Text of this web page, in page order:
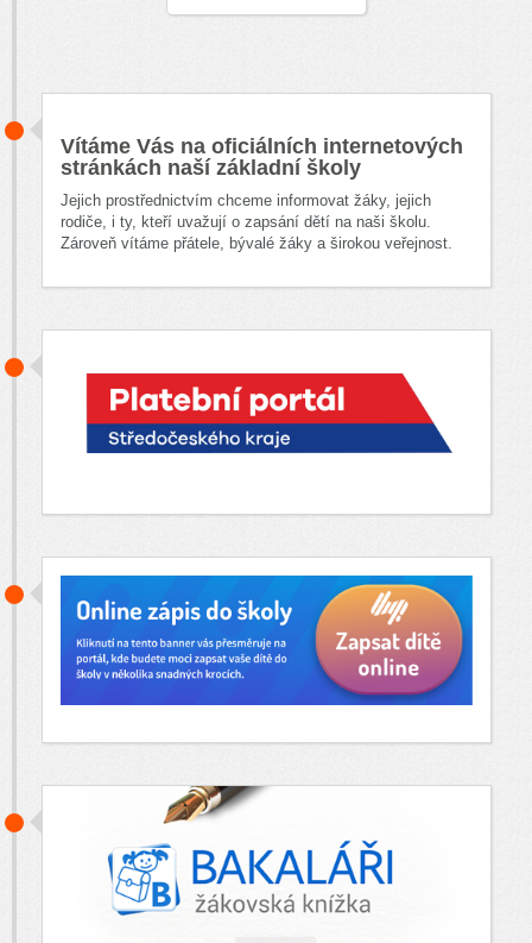
Vítáme Vás na oficiálních internetových
stránkách naší základní školy
Jejich prostřednictvím chceme informovat žáky, jejich
rodiče, i ty, kteří uvažují o zapsání dětí na naši školu.
Zároveň vítáme přátele, bývalé žáky a širokou veřejnost.